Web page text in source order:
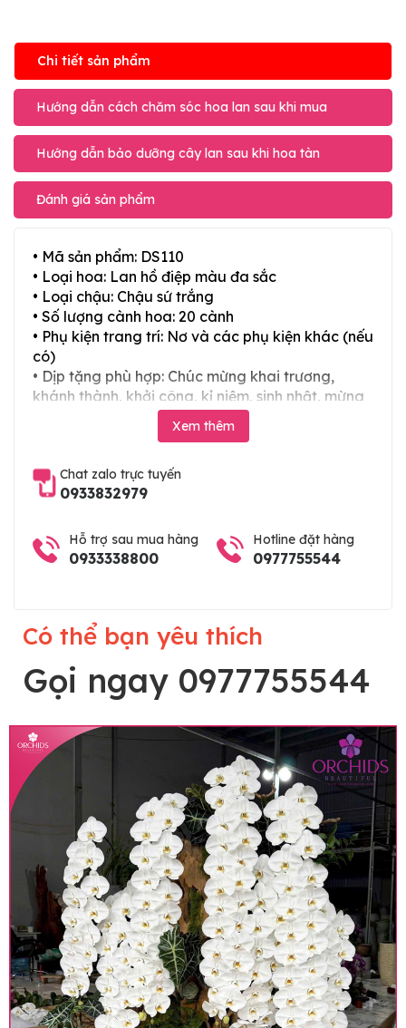
Chi tiết sản phẩm
Hướng dẫn cách chăm sóc hoa lan sau khi mua
Hướng dẫn bảo dưỡng cây lan sau khi hoa tàn
Đánh giá sản phẩm
• Mã sản phẩm: DS110
• Loại hoa: Lan hồ điệp màu đa sắc
• Loại chậu: Chậu sứ trắng
• Số lượng cành hoa: 20 cành
• Phụ kiện trang trí: Nơ và các phụ kiện khác (nếu
có)
• Dịp tặng phù hợp: Chúc mừng khai trương,
khánh thành, khởi công, kỉ niệm, sinh nhật, mừng
thọ, mừng cưới, tân gia và các ngày lễ tết trong
Lưu ý trước khi đặt hàng
• Về cây hoa: Một chậu hoa lan hồ điệp đẹp và
hoàn chỉnh sẽ được phối ghép từ nhiều cây hoa
và tạo dáng hoàn toàn thủ công nên có thể sẽ
khác nhau đôi chút giữa sản phẩm thực tế và
Xem thêm
Chat zalo trực tuyến
0933832979
Hỗ trợ sau mua hàng
0933338800
Hotline đặt hàng
0977755544
Có thể bạn yêu thích
Gọi ngay 0977755544